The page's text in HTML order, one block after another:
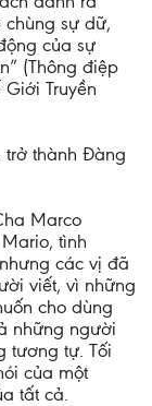
sự dữ,
của sự
(Thông điệp
Truyền
trở thành Đàng
Marco
tình
các vị đã
viết, vì những
cho dùng
những người
tương tự. Tối
của một
tất cả.